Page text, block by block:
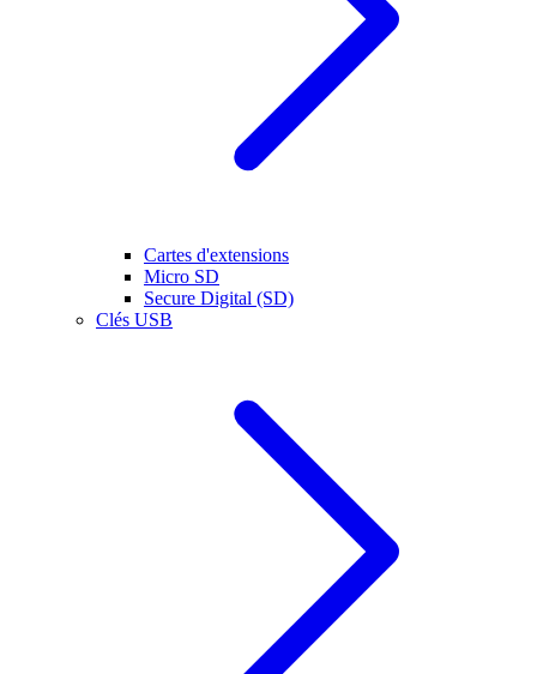
Cartes d'extensions
Micro SD
Secure Digital (SD)
Clés USB